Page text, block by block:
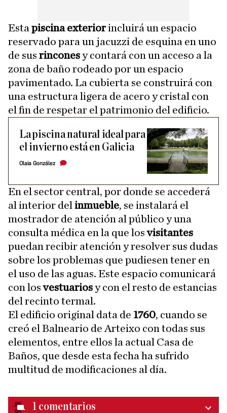
Esta piscina exteriorincluirá un espacio
reservado para un jacuzzi de esquina en uno
de sus rinconesy contará con un acceso a la
zona de baño rodeado por un espacio
pavimentado. La cubierta se construirá con
una estructura ligera de acero y cristal con
el fin de respetar el patrimonio del edificio.
La piscina natural ideal para
el invierno está en Galicia
Olaia González
En el sector central, por donde se accederá
al interior del inmueble, se instalará el
mostrador de atención al público y una
consulta médica en la que losvisitantes
puedan recibir atención y resolver sus dudas
sobre los problemas que pudiesen tener en
el uso de las aguas. Este espacio comunicará
con losvestuariosy con el resto de estancias
del recinto termal.
El edificio original data de 1760, cuando se
creó el Balneario de Arteixo con todas sus
elementos, entre ellos la actual Casa de
Baños, que desde esta fecha ha sufrido
multitud de modificaciones al día.
1 comentarios